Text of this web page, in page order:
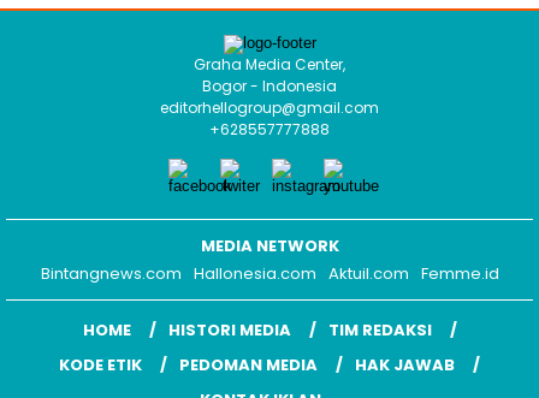
Graha Media Center,
Bogor - Indonesia
editorhellogroup@gmail.com
+628557777888
MEDIA NETWORK
Bintangnews.com Hallonesia.com Aktuil.com Femme.id
HOME HISTORI MEDIA
TIM REDAKSI
KODE ETIK
PEDOMAN MEDIA
HAK JAWAB